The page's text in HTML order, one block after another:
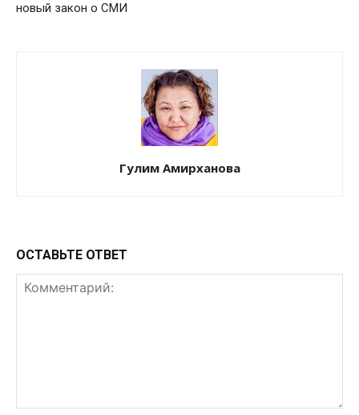
новый закон о СМИ
Гулим Амирханова
ОСТАВЬТЕ ОТВЕТ